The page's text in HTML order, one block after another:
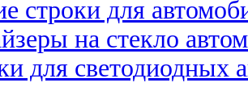
строки для
на стекло
для светодиодных